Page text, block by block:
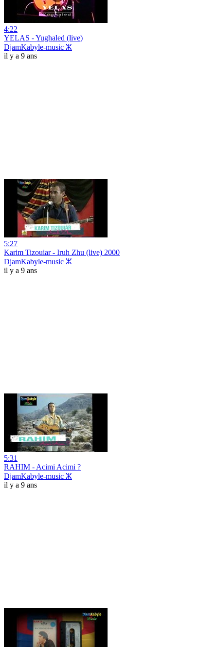
4:22
YELAS - Yughaled (live)
DjamKabyle-music ⵣ
il y a 9 ans
5:27
Karim Tizouiar - Iruh Zhu (live) 2000
DjamKabyle-music ⵣ
il y a 9 ans
5:31
RAHIM - Acimi Acimi ?
DjamKabyle-music ⵣ
il y a 9 ans